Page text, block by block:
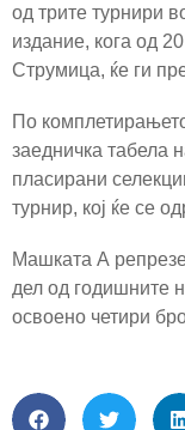
од трите турнири
издание, кога од
Струмица, ќе ги
По
заедничка табела
пласирани
турнир, кој ќе се
Машката А
дел од годишните
освоено четири